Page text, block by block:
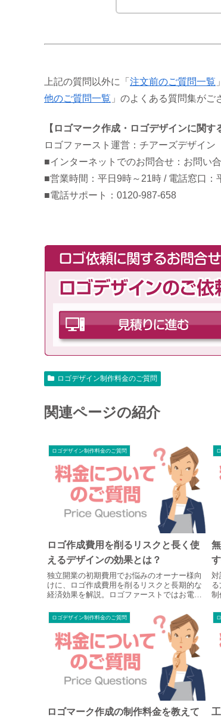
上記の質問以外に「 注文前のご質問一覧
他のご質問一覧 」のよくある質問集がご
【ロゴマーク作成・ロゴデザインに関す
ロゴファースト運営：チアーズデザイン
■インターネットでのお問合せ：お問い
■営業時間：平日9時～21時 / 電話窓口：
■電話サポート：0120-987-658
ロゴデザイン制作料金のご質問
関連ページの紹介
ロゴデザイン制作料金のご質問
ロゴ作成費用を削るリスクと長く使
えるデザインの効果とは？
独立開業の初期費用でお悩みのオーナー様向
けに、ロゴ作成費用を削るリスクと長期的な
経済効果を解説。ロゴファーストではお電話
印刷物で追加費用が発生しないプロ仕様の完
全オリジナルロゴをご提案します。
対
制
ロゴデザイン制作料金のご質問
ロゴマーク作成の制作料金を教えて